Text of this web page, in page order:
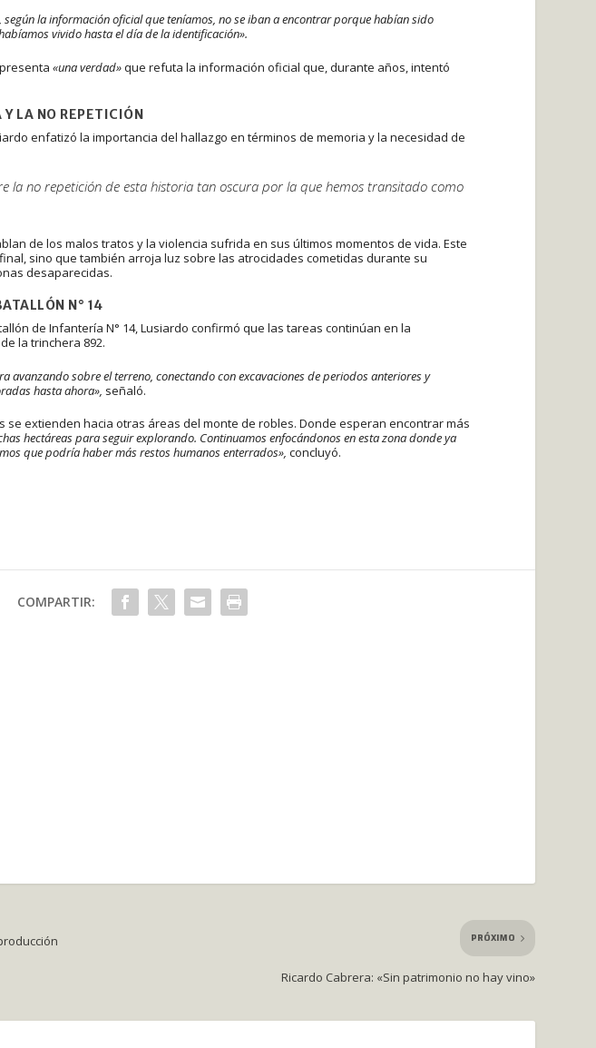
según la información oficial que teníamos, no se iban a encontrar porque habían sido
vivido hasta el día de la identificación».
«una verdad»que refuta la información oficial que, durante años, intentó
Y LA NO REPETICIÓN
enfatizó la importancia del hallazgo en términos de memoria y la necesidad de
la no repetición de esta historia tan oscura por la que hemos transitado como
de los malos tratos y la violencia sufrida en sus últimos momentos de vida. Este
sino que también arroja luz sobre las atrocidades cometidas durante su
desaparecidas.
N° 14
de Infantería N° 14, Lusiardo confirmó que las tareas continúan en la
la trinchera 892.
avanzando sobre el terreno, conectando con excavaciones de periodos anteriores y
hasta ahora», señaló.
se extienden hacia otras áreas del monte de robles. Donde esperan encontrar más
hectáreas para seguir explorando. Continuamos enfocándonos en esta zona donde ya
que podría haber más restos humanos enterrados», concluyó.
COMPARTIR:
PRÓXIMO
Ricardo Cabrera: «Sin patrimonio no hay vino»